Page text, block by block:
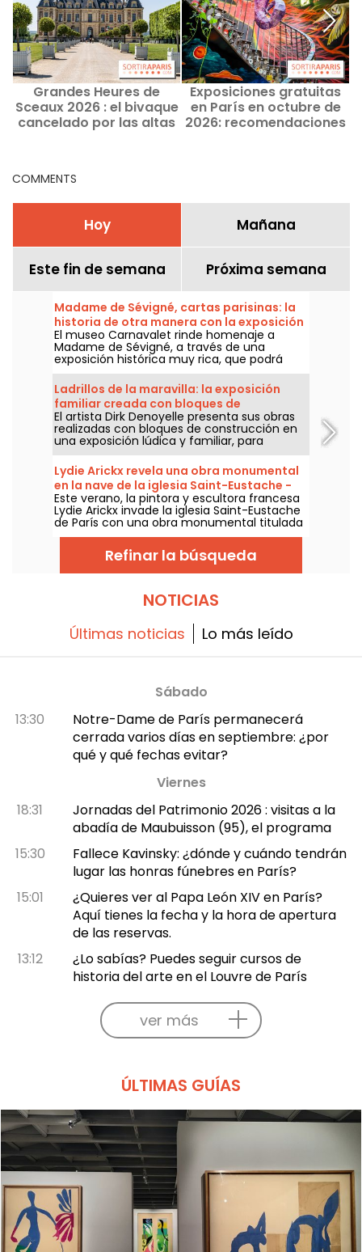
Grandes Heures de
Sceaux 2026 : el bivaque
cancelado por las altas
Exposiciones gratuitas
en París en octubre de
2026: recomendaciones
COMMENTS
Hoy Mañana
Este fin de semana Próxima semana
Madame de Sévigné, cartas parisinas: la
historia de otra manera con la exposición
del museo Carnavalet
El museo Carnavalet rinde homenaje a
Madame de Sévigné, a través de una
exposición histórica muy rica, que podrá
visitarse del 15 de abril al 23 de agosto de
2026.
Ladrillos de la maravilla: la exposición
familiar creada con bloques de
construcción, ampliada en París
El artista Dirk Denoyelle presenta sus obras
realizadas con bloques de construcción en
una exposición lúdica y familiar, para
recorrer del 23 de mayo al 6 de septiembre
de 2026 en el Espacio Champerret de París.
Lydie Arickx revela una obra monumental
en la nave de la iglesia Saint-Eustache -
nuestras fotos
Este verano, la pintora y escultora francesa
Lydie Arickx invade la iglesia Saint-Eustache
de París con una obra monumental titulada
"Le Souffle". La muestra se podrá visitar del
10 de julio al 29 de septiembre de 2026 para
admirar esta instalación suspendida a 7
metros sobre la nave central de la iglesia.
Refinar la búsqueda
NOTICIAS
Últimas noticias Lo más leído
Sábado
13:30
Notre-Dame de París permanecerá
cerrada varios días en septiembre: ¿por
qué y qué fechas evitar?
Viernes
18:31
Jornadas del Patrimonio 2026 : visitas a la
abadía de Maubuisson (95), el programa
15:30
Fallece Kavinsky: ¿dónde y cuándo tendrán
lugar las honras fúnebres en París?
15:01
¿Quieres ver al Papa León XIV en París?
Aquí tienes la fecha y la hora de apertura
de las reservas.
13:12
¿Lo sabías? Puedes seguir cursos de
historia del arte en el Louvre de París
ver más
ÚLTIMAS GUÍAS